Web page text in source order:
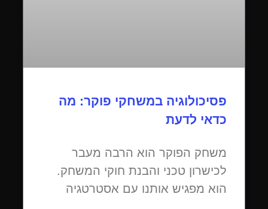
פסיכולוגיה במשחקי פוקר: מה
כדאי לדעת
משחק הפוקר הוא הרבה מעבר
לכישרון טכני והבנת חוקי המשחק.
הוא מפגיש אותנו עם אסטרטגיה